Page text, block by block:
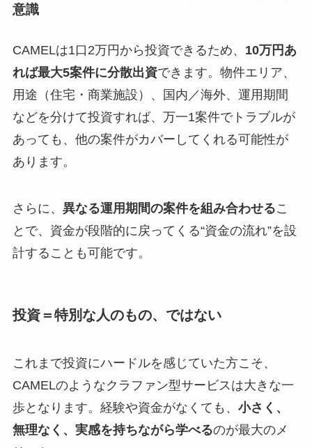
意識
CAMELは1口2万円から投資できるため、 10万円あ
れば最大5案件に分散出資できます。物件エリア、
用途（住宅・商業施設）、国内／海外、運用期間
などを分けて投資すれば、万一1案件でトラブルが
あっても、他の案件がカバーしてくれる可能性が
あります。
さらに、 異なる運用期間の案件を組み合わせるこ
とで、資金が段階的に戻ってくる“資金の流れ”を設
計することも可能です。
投資＝特別な人のもの、ではない
これまで投資にハードルを感じていた方こそ、
CAMELのようなクラファン型サービスは大きな一
歩となります。経験や資金がなくても、 小さく、
無理なく、実感を持ちながら学べるのが最大のメ